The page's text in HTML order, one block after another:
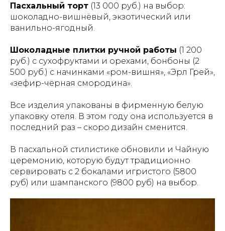
Пасхальный торт (13 000 руб.) на выбор:
шоколадно-вишнёвый, экзотический или
ванильно-ягодный.
Шоколадные плитки ручной работы (1 200
руб.) с сухофруктами и орехами, бонбоны (2
500 руб.) с начинками «ром-вишня», «Эрл Грей»,
«зефир-чёрная смородина».
Все изделия упакованы в фирменную белую
упаковку отеля. В этом году она используется в
последний раз – скоро дизайн сменится.
В пасхальной стилистике обновили и Чайную
церемонию, которую будут традиционно
сервировать с 2 бокалами игристого (5800
руб) или шампанского (9800 руб) на выбор.